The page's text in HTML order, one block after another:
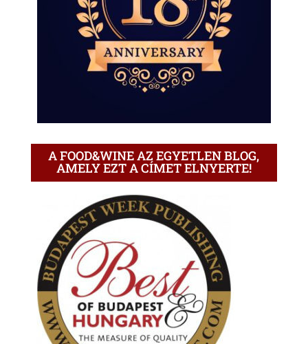
A FOOD&WINE AZ EGYETLEN BLOG,
AMELY EZT A CÍMET ELNYERTE!